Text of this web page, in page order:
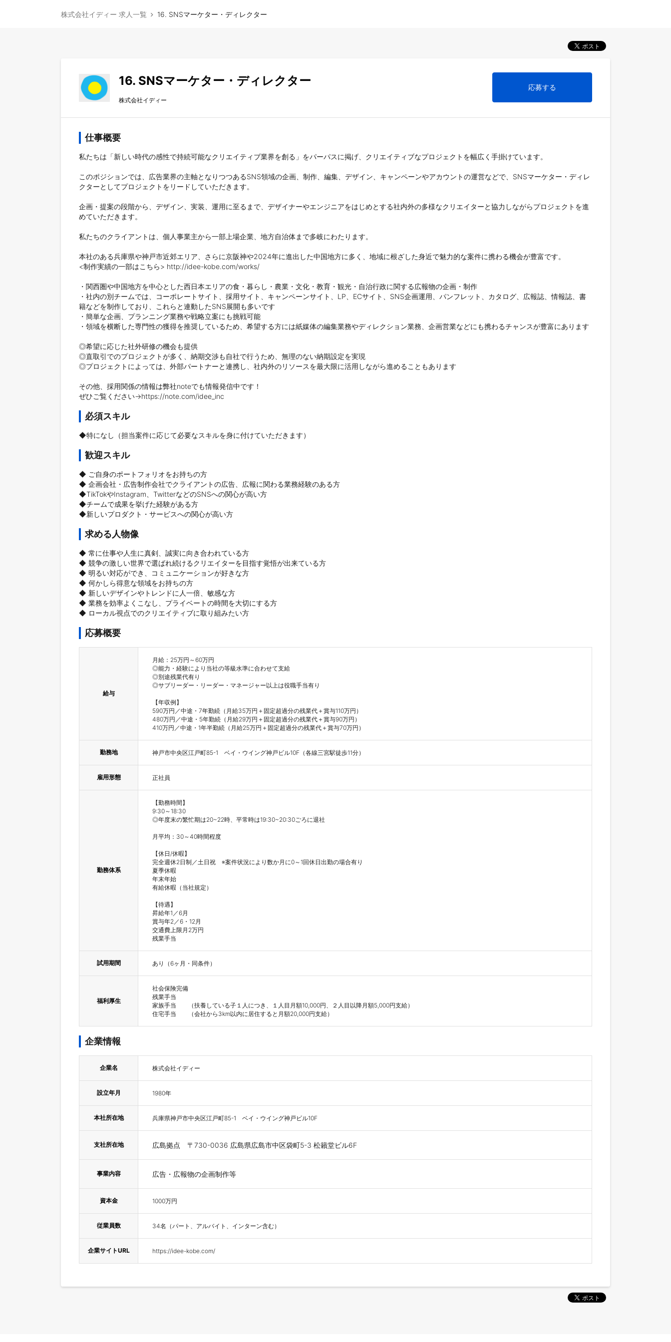
株式会社イディー 求人一覧 16. SNSマーケター・ディレクター
16. SNSマーケター・ディレクター
株式会社イディー
応募する
仕事概要
私たちは「新しい時代の感性で持続可能なクリエイティブ業界を創る」をパーパスに掲げ、クリエイティブなプロジェクトを幅広く手掛けています。
このポジションでは、広告業界の主軸となりつつあるSNS領域の企画、制作、編集、デザイン、キャンペーンやアカウントの運営などで、SNSマーケター・ディレ
クターとしてプロジェクトをリードしていただきます。
企画・提案の段階から、デザイン、実装、運用に至るまで、デザイナーやエンジニアをはじめとする社内外の多様なクリエイターと協力しながらプロジェクトを進
めていただきます。
私たちのクライアントは、個人事業主から一部上場企業、地方自治体まで多岐にわたります。
本社のある兵庫県や神戸市近郊エリア、さらに京阪神や2024年に進出した中国地方に多く、地域に根ざした身近で魅力的な案件に携わる機会が豊富です。
<制作実績の一部はこちら> http://idee-kobe.com/works/
・関西圏や中国地方を中心とした西日本エリアの食・暮らし・農業・文化・教育・観光・自治行政に関する広報物の企画・制作
・社内の別チームでは、コーポレートサイト、採用サイト、キャンペーンサイト、LP、ECサイト、SNS企画運用、パンフレット、カタログ、広報誌、情報誌、書
籍などを制作しており、これらと連動したSNS展開も多いです
・簡単な企画、プランニング業務や戦略立案にも挑戦可能
・領域を横断した専門性の獲得を推奨しているため、希望する方には紙媒体の編集業務やディレクション業務、企画営業などにも携わるチャンスが豊富にあります
◎希望に応じた社外研修の機会も提供
◎直取引でのプロジェクトが多く、納期交渉も自社で行うため、無理のない納期設定を実現
◎プロジェクトによっては、外部パートナーと連携し、社内外のリソースを最大限に活用しながら進めることもあります
その他、採用関係の情報は弊社noteでも情報発信中です！
ぜひご覧ください→https://note.com/idee_inc
必須スキル
歓迎スキル
◆ ご自身のポートフォリオをお持ちの方
◆ 企画会社・広告制作会社でクライアントの広告、広報に関わる業務経験のある方
◆TikTokやInstagram、TwitterなどのSNSへの関心が高い方
◆チームで成果を挙げた経験がある方
◆新しいプロダクト・サービスへの関心が高い方
求める人物像
◆ 常に仕事や人生に真剣、誠実に向き合われている方
◆ 競争の激しい世界で選ばれ続けるクリエイターを目指す覚悟が出来ている方
◆ 明るい対応ができ、コミュニケーションが好きな方
◆ 何かしら得意な領域をお持ちの方
◆ 新しいデザインやトレンドに人一倍、敏感な方
◆ 業務を効率よくこなし、プライベートの時間を大切にする方
◆ ローカル視点でのクリエイティブに取り組みたい方
応募概要
給与
月給：25万円～60万円
◎能力・経験により当社の等級水準に合わせて支給
◎別途残業代有り
◎サブリーダー・リーダー・マネージャー以上は役職手当有り
【年収例】
590万円／中途・7年勤続（月給35万円＋固定超過分の残業代＋賞与110万円）
480万円／中途・5年勤続（月給29万円＋固定超過分の残業代＋賞与90万円）
410万円／中途・1年半勤続（月給25万円＋固定超過分の残業代＋賞与70万円）
勤務地 神戸市中央区江戸町85-1　ベイ・ウイング神戸ビル10F（各線三宮駅徒歩11分）
雇用形態 正社員
勤務体系
【勤務時間】
9:30～18:30
◎年度末の繁忙期は20~22時、平常時は19:30~20:30ごろに退社
月平均：30～40時間程度
【休日/休暇】
完全週休2日制／土日祝　※案件状況により数か月に0～1回休日出勤の場合有り
夏季休暇
年末年始
有給休暇（当社規定）
【待遇】
昇給年1／6月
賞与年2／6・12月
交通費上限月2万円
残業手当
試用期間 あり（6ヶ月・同条件）
福利厚生
社会保険完備
残業手当
家族手当	（扶養している子１人につき、１人目月額10,000円、２人目以降月額5,000円支給）
住宅手当	（会社から3km以内に居住すると月額20,000円支給）
企業情報
企業名 株式会社イディー
設立年月 1980年
本社所在地 兵庫県神戸市中央区江戸町85-1　ベイ・ウイング神戸ビル10F
支社所在地 広島拠点 〒730-0036 広島県広島市中区袋町5-3 松籟堂ビル6F
事業内容 広告・広報物の企画制作等
資本金 1000万円
従業員数 34名（パート、アルバイト、インターン含む）
企業サイトURL https://idee-kobe.com/